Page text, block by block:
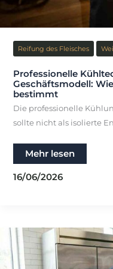
Reifung des Fleisches
Professionelle
Geschäftsmodell:
bestimmt
Die professionelle
sollte nicht als isolierte
Professionelle
Kühltechnik
für
das
richtige
Größe
bestimmt
Mehr lesen
16/06/2026